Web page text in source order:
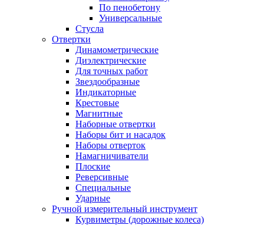
По пенобетону
Универсальные
Стусла
Отвертки
Динамометрические
Диэлектрические
Для точных работ
Звездообразные
Индикаторные
Крестовые
Магнитные
Наборные отвертки
Наборы бит и насадок
Наборы отверток
Намагничиватели
Плоские
Реверсивные
Специальные
Ударные
Ручной измерительный инструмент
Курвиметры (дорожные колеса)